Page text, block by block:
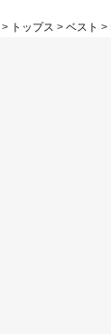
トップス ベスト